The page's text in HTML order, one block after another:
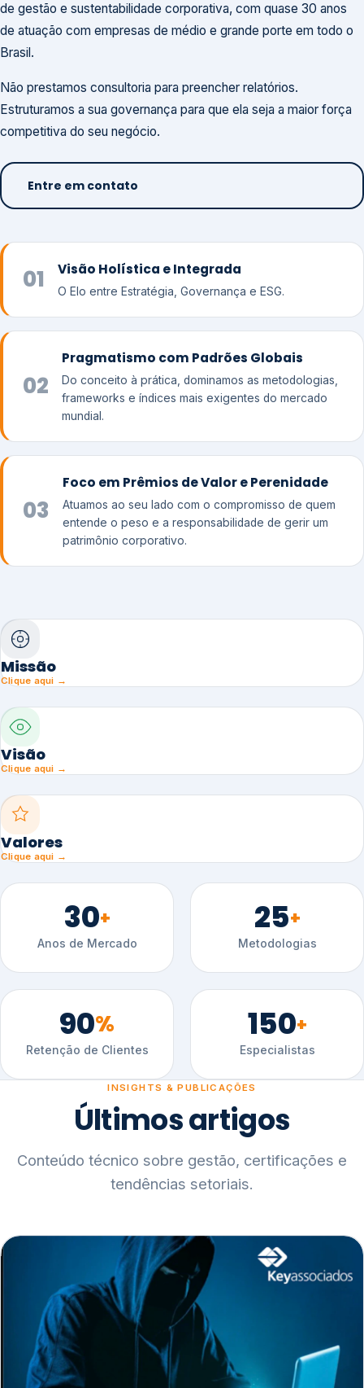
de gestão e sustentabilidade corporativa, com quase 30 anos
de atuação com empresas de médio e grande porte em todo o
Brasil.
Não prestamos consultoria para preencher relatórios.
Estruturamos a sua governança para que ela seja a maior força
competitiva do seu negócio.
Entre em contato
01 Visão Holística e Integrada
O Elo entre Estratégia, Governança e ESG.
02
Pragmatismo com Padrões Globais
Do conceito à prática, dominamos as metodologias,
frameworks e índices mais exigentes do mercado
mundial.
03
Foco em Prêmios de Valor e Perenidade
Atuamos ao seu lado com o compromisso de quem
entende o peso e a responsabilidade de gerir um
patrimônio corporativo.
Missão
Clique aqui →
Visão
Clique aqui →
Valores
Clique aqui →
30+
Anos de Mercado
25+
Metodologias
90%
Retenção de Clientes
150+
Especialistas
INSIGHTS & PUBLICAÇÕES
Últimos artigos
Conteúdo técnico sobre gestão, certificações e
tendências setoriais.